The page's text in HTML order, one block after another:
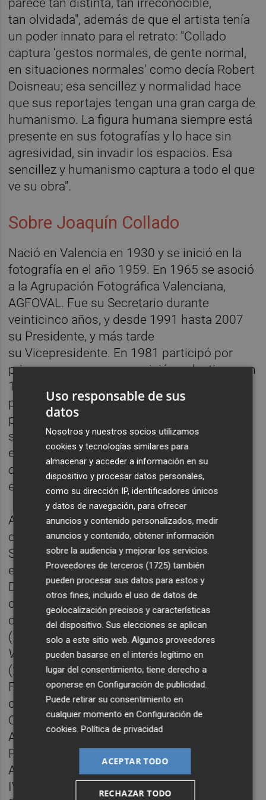
parece tan distinta, tan irreconocible,
tan olvidada", además de que el artista tenía
un poder innato para el retrato: "Collado
captura ‘gestos normales, de gente normal,
en situaciones normales' como decía Robert
Doisneau; esa sencillez y normalidad hace
que sus reportajes tengan una gran carga de
humanismo. La figura humana siempre está
presente en sus fotografías y lo hace sin
agresividad, sin invadir los espacios. Esa
sencillez y humanismo captura a todo el que
ve su obra".
Sobre Joaquín Collado
Nació en Valencia en 1930 y se inició en la
fotografía en el año 1959. En 1965 se asoció
a la Agrupación Fotográfica Valenciana,
AGFOVAL. Fue su Secretario durante
veinticinco años, y desde 1991 hasta 2007
su Presidente, y más tarde
su Vicepresidente. En 1981 participó por
primera vez en una exposición colectiva, y en
1987 el centro Aragonés de València
presentó su primera muestra individual. Con
posterioridad ha participado en más de
setenta exposiciones en España y el
extranjero. A destacar en 2014La València
olvidada
en el MuVIM y en el 2015 una
exposición en París de parte de su obra.
A lo largo de su trayectoria ha cosechado
diversos premios y distinciones nacionales.
Sus trabajos han aparecido en revistas
especializadas como Arte fotográfico,
Diorama, La fotografía, así como en prensa
diaria, principalmente valenciana, en libros
como
Historia de la fotografía valenciana
(1990) de José Vicente Aleixandre, o
Valencia Prohibida, deRafael Solaz Albert
(2005);En las ciudades, de los fondos de la
Fundación Foto Colectania y en numerosos
catálogos de exposiciones. La
Confederación Española de Fotografía, el
Ayuntamiento de Valencia, la Diputación
Provincial de Valencia, la fototeca de
AGFOVAL, la Fundación Foto Colectania, el
IVAM, la Real Academia de Bellas Artes de
Uso responsable de sus
datos
Nosotros y nuestros socios utilizamos
cookies y tecnologías similares para
almacenar y acceder a información en su
dispositivo y procesar datos personales,
como su dirección IP, identificadores únicos
y datos de navegación, para ofrecer
anuncios y contenido personalizados, medir
anuncios y contenido, obtener información
sobre la audiencia y mejorar los servicios.
Proveedores de terceros (1725) también
pueden procesar sus datos para estos y
otros fines, incluido el uso de datos de
geolocalización precisos y características
del dispositivo. Sus elecciones se aplican
solo a este sitio web. Algunos proveedores
pueden basarse en el interés legítimo en
lugar del consentimiento; tiene derecho a
oponerse enConfiguración de publicidad
Puede retirar su consentimiento en
cualquier momento enConfiguración de
cookies .Política de privacidad
ACEPTAR TODO
RECHAZAR TODO